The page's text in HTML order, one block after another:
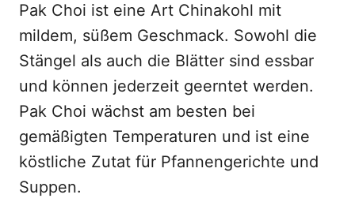
Pak Choi ist eine Art Chinakohl mit
mildem, süßem Geschmack. Sowohl die
Stängel als auch die Blätter sind essbar
und können jederzeit geerntet werden.
Pak Choi wächst am besten bei
gemäßigten Temperaturen und ist eine
köstliche Zutat für Pfannengerichte und
Suppen.